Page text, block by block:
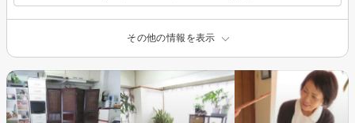
その他の情報を表示